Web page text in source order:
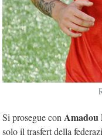
Si prosegue con Amadou
solo il trasfert della